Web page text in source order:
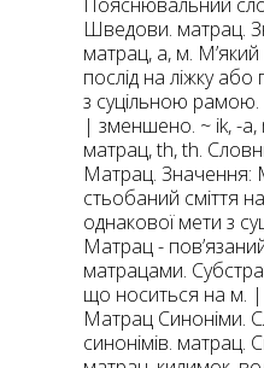
Шведови. матрац.
матрац, a, м. М’який
послід на ліжку або
з суцільною
| зменшено. ~ ik, -a,
матрац, th, th.
Матрац. Значення:
стьобаний сміття
однакової мети з
Матрац -
матрацами.
що носиться на м.
Матрац Синоніми.
синонімів. матрац.